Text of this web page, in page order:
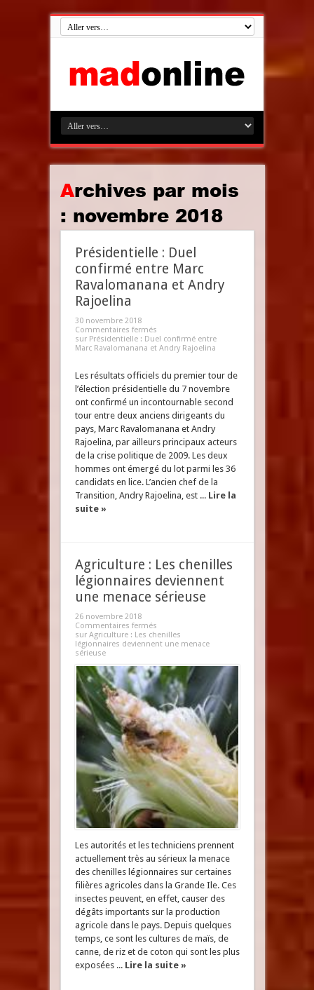
Archives par mois
: novembre 2018
Présidentielle : Duel
confirmé entre Marc
Ravalomanana et Andry
Rajoelina
30 novembre 2018
Commentaires fermés
sur Présidentielle : Duel confirmé entre
Marc Ravalomanana et Andry Rajoelina
Les résultats officiels du premier tour de
l’élection présidentielle du 7 novembre
ont confirmé un incontournable second
tour entre deux anciens dirigeants du
pays, Marc Ravalomanana et Andry
Rajoelina, par ailleurs principaux acteurs
de la crise politique de 2009. Les deux
hommes ont émergé du lot parmi les 36
candidats en lice. L’ancien chef de la
Transition, Andry Rajoelina, est ... Lire la
suite »
Agriculture : Les chenilles
légionnaires deviennent
une menace sérieuse
26 novembre 2018
Commentaires fermés
sur Agriculture : Les chenilles
légionnaires deviennent une menace
sérieuse
Les autorités et les techniciens prennent
actuellement très au sérieux la menace
des chenilles légionnaires sur certaines
filières agricoles dans la Grande Ile. Ces
insectes peuvent, en effet, causer des
dégâts importants sur la production
agricole dans le pays. Depuis quelques
temps, ce sont les cultures de maïs, de
canne, de riz et de coton qui sont les plus
exposées ... Lire la suite »